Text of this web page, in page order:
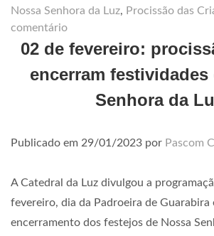
Nossa Senhora da Luz, Procissão das
comentário
02 de fevereiro:
encerram festividades
Senhora da
Publicado em 29/01/2023 por Pascom
A Catedral da Luz divulgou a
fevereiro, dia da Padroeira de Guarabira
encerramento dos festejos de Nossa